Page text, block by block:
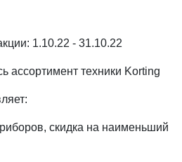
1.10.22 - 31.10.22
ассортимент техники Korting
скидка на наименьший